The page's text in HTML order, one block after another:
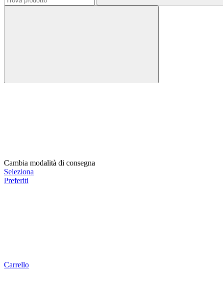
Cambia modalità di consegna
Seleziona
Preferiti
Carrello